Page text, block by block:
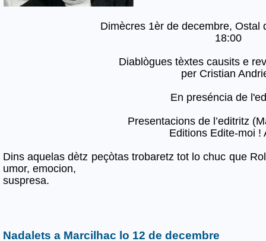
Dimècres 1èr de decembre, Ostal
18:00
Diablògues tèxtes causits e
per Cristian
En preséncia de
Presentacions de l’editritz
Editions Edite-moi !
Dins aquelas dètz peçòtas trobaretz tot lo chuc que
umor, emocion,
suspresa.
Nadalets a Marcilhac lo 12 de decembre